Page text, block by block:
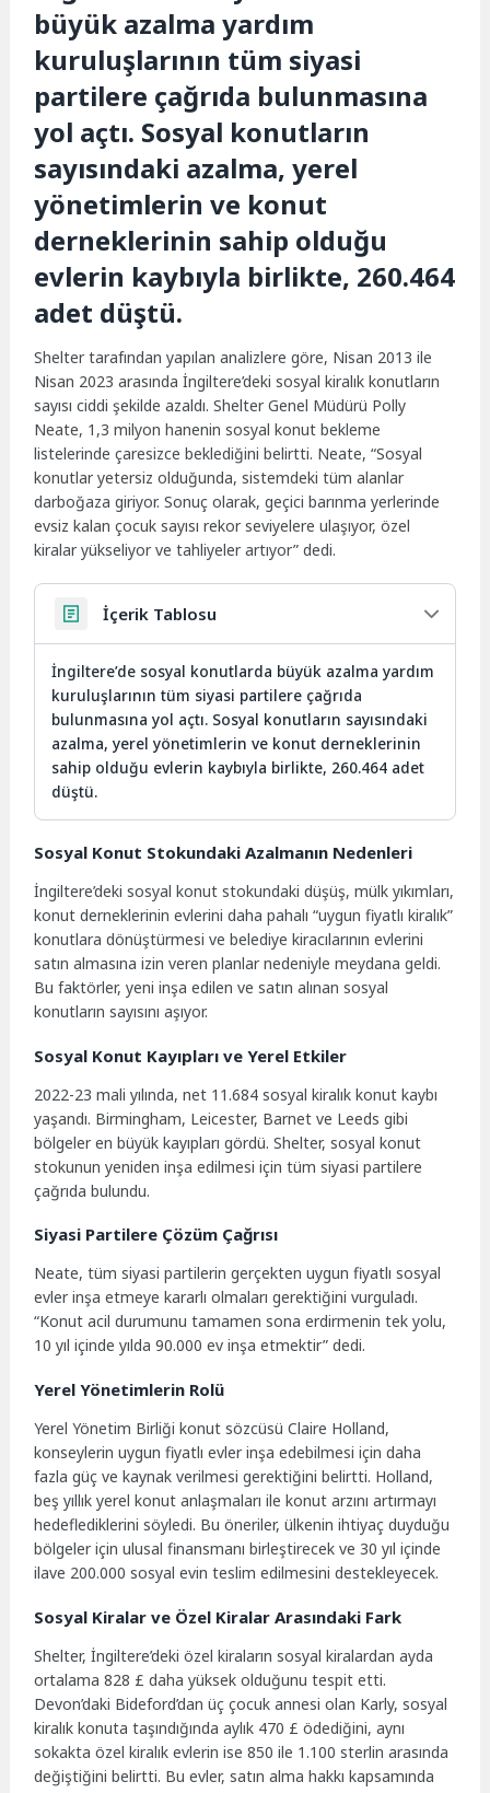
büyük azalma yardım
kuruluşlarının tüm siyasi
partilere çağrıda bulunmasına
yol açtı. Sosyal konutların
sayısındaki azalma, yerel
yönetimlerin ve konut
derneklerinin sahip olduğu
evlerin kaybıyla birlikte, 260.464
adet düştü.
Shelter tarafından yapılan analizlere göre, Nisan 2013 ile
Nisan 2023 arasında İngiltere’deki sosyal kiralık konutların
sayısı ciddi şekilde azaldı. Shelter Genel Müdürü Polly
Neate, 1,3 milyon hanenin sosyal konut bekleme
listelerinde çaresizce beklediğini belirtti. Neate, “Sosyal
konutlar yetersiz olduğunda, sistemdeki tüm alanlar
darboğaza giriyor. Sonuç olarak, geçici barınma yerlerinde
evsiz kalan çocuk sayısı rekor seviyelere ulaşıyor, özel
kiralar yükseliyor ve tahliyeler artıyor” dedi.
İçerik Tablosu
İngiltere’de sosyal konutlarda büyük azalma yardım
kuruluşlarının tüm siyasi partilere çağrıda
bulunmasına yol açtı. Sosyal konutların sayısındaki
azalma, yerel yönetimlerin ve konut derneklerinin
sahip olduğu evlerin kaybıyla birlikte, 260.464 adet
düştü.
Sosyal Konut Stokundaki Azalmanın Nedenleri
İngiltere’deki sosyal konut stokundaki düşüş, mülk yıkımları,
konut derneklerinin evlerini daha pahalı “uygun fiyatlı kiralık”
konutlara dönüştürmesi ve belediye kiracılarının evlerini
satın almasına izin veren planlar nedeniyle meydana geldi.
Bu faktörler, yeni inşa edilen ve satın alınan sosyal
konutların sayısını aşıyor.
Sosyal Konut Kayıpları ve Yerel Etkiler
2022-23 mali yılında, net 11.684 sosyal kiralık konut kaybı
yaşandı. Birmingham, Leicester, Barnet ve Leeds gibi
bölgeler en büyük kayıpları gördü. Shelter, sosyal konut
stokunun yeniden inşa edilmesi için tüm siyasi partilere
çağrıda bulundu.
Siyasi Partilere Çözüm Çağrısı
Neate, tüm siyasi partilerin gerçekten uygun fiyatlı sosyal
evler inşa etmeye kararlı olmaları gerektiğini vurguladı.
“Konut acil durumunu tamamen sona erdirmenin tek yolu,
10 yıl içinde yılda 90.000 ev inşa etmektir” dedi.
Yerel Yönetimlerin Rolü
Yerel Yönetim Birliği konut sözcüsü Claire Holland,
konseylerin uygun fiyatlı evler inşa edebilmesi için daha
fazla güç ve kaynak verilmesi gerektiğini belirtti. Holland,
beş yıllık yerel konut anlaşmaları ile konut arzını artırmayı
hedeflediklerini söyledi. Bu öneriler, ülkenin ihtiyaç duyduğu
bölgeler için ulusal finansmanı birleştirecek ve 30 yıl içinde
ilave 200.000 sosyal evin teslim edilmesini destekleyecek.
Sosyal Kiralar ve Özel Kiralar Arasındaki Fark
Shelter, İngiltere’deki özel kiraların sosyal kiralardan ayda
ortalama 828 £ daha yüksek olduğunu tespit etti.
Devon’daki Bideford’dan üç çocuk annesi olan Karly, sosyal
kiralık konuta taşındığında aylık 470 £ ödediğini, aynı
sokakta özel kiralık evlerin ise 850 ile 1.100 sterlin arasında
değiştiğini belirtti. Bu evler, satın alma hakkı kapsamında